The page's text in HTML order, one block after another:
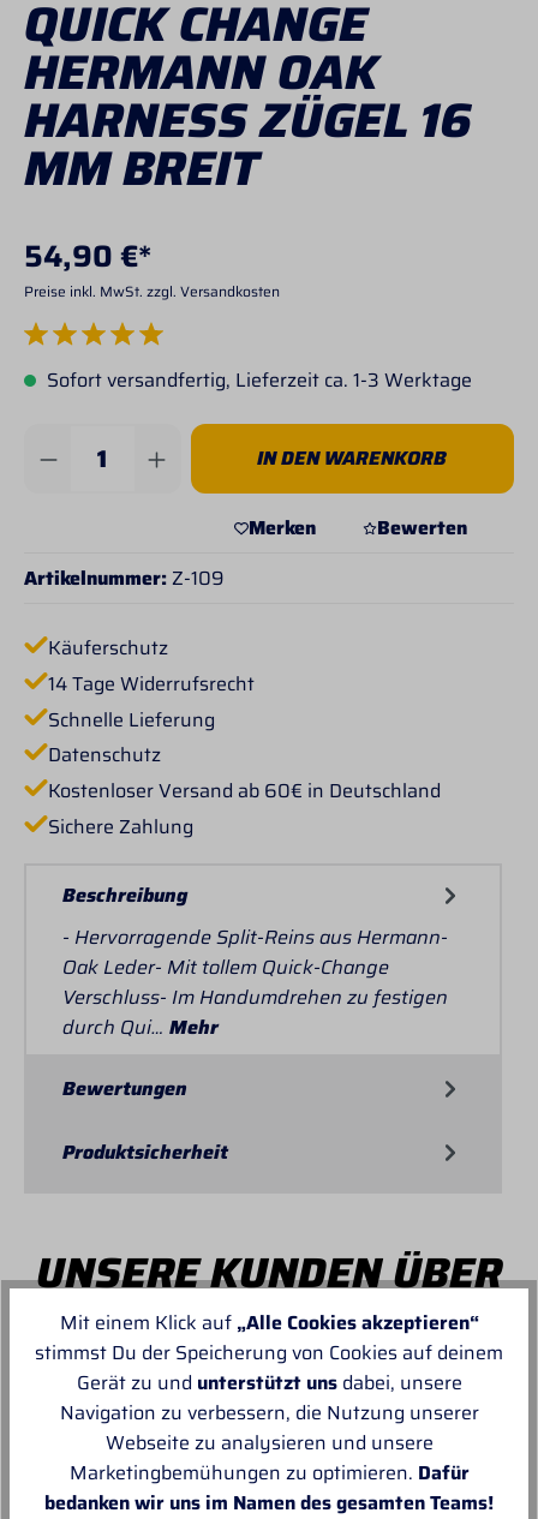
QUICK CHANGE
HERMANN OAK
HARNESS ZÜGEL 16
MM BREIT
54,90 €*
Preise inkl. MwSt. zzgl. Versandkosten
Durchschnittliche Bewertung von 5 von 5 Sternen
Sofort versandfertig, Lieferzeit ca. 1-3 Werktage
Produkt Anzahl: Gib den gewünschten
IN DEN WARENKORB
Merken
Bewerten
Artikelnummer:Z-109
Käuferschutz
14 Tage Widerrufsrecht
Schnelle Lieferung
Datenschutz
Kostenloser Versand ab 60€ in Deutschland
Sichere Zahlung
Beschreibung
- Hervorragende Split-Reins aus Hermann-
Oak Leder- Mit tollem Quick-Change
Verschluss- Im Handumdrehen zu festigen
durch Qui… Mehr
Bewertungen
Produktsicherheit
UNSERE KUNDEN ÜBER
PROFI-TACK
Von MANUELA
Mit einem Klick auf „Alle Cookies akzeptieren“
stimmst Du der Speicherung von Cookies auf deinem
Gerät zu und unterstützt unsdabei, unsere
Navigation zu verbessern, die Nutzung unserer
Webseite zu analysieren und unsere
Marketingbemühungen zu optimieren. Dafür
bedanken wir uns im Namen des gesamten Teams!